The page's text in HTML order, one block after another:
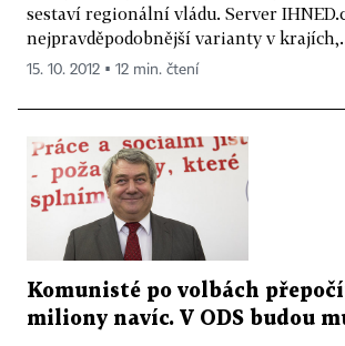
sestaví regionální vládu. Server
nejpravděpodobnější varianty v
15. 10. 2012 ▪ 12 min. čtení
Komunisté po volbách
miliony navíc. V ODS budou